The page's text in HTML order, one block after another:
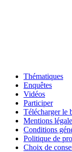
Thématiques
Enquêtes
Vidéos
Participer
Télécharger le
Mentions
Conditions
Politique de
Choix de